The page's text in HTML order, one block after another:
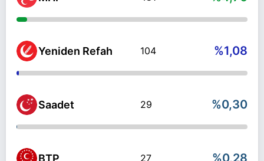
Yeniden Refah 104 %1,08
Saadet 29 %0,30
BTP 27 %0,28